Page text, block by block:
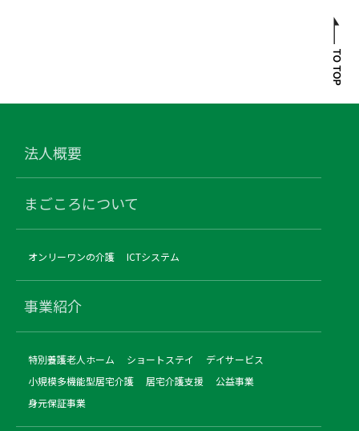
法人概要
まごころについて
オンリーワンの介護 ICTシステム
事業紹介
特別養護老人ホーム ショートステイ
デイサービス
小規模多機能型居宅介護
居宅介護支援
公益事業
身元保証事業